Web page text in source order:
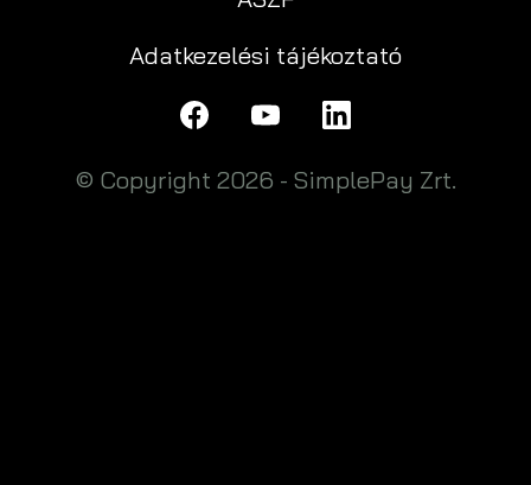
Adatkezelési tájékoztató
© Copyright 2026 - SimplePay Zrt.